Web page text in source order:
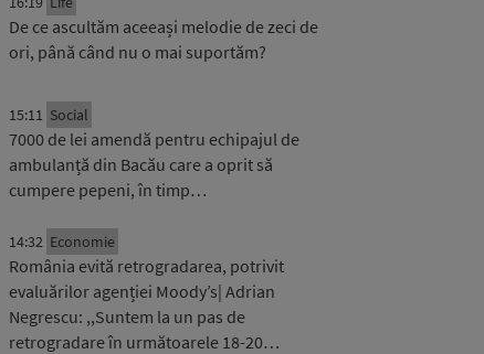
De ce ascultăm aceeași melodie de zeci de
ori, până când nu o mai suportăm?
15:11 Social
7000 de lei amendă pentru echipajul de
ambulanță din Bacău care a oprit să
cumpere pepeni, în timp…
14:32 Economie
România evită retrogradarea, potrivit
evaluărilor agenției Moody’s| Adrian
Negrescu: ,,Suntem la un pas de
retrogradare în următoarele 18-20…